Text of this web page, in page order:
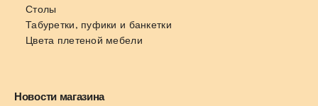
Столы
Табуретки, пуфики и банкетки
Цвета плетеной мебели
Новости магазина